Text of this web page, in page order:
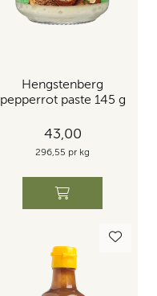
Hengstenberg
pepperrot paste 145 g
43,00
296,55 pr kg